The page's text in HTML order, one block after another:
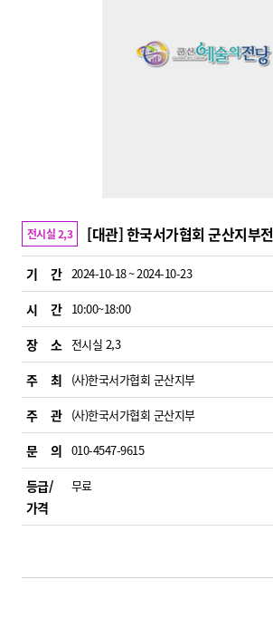
전시실 2,3 [대관] 한국서가협회 군산지부전
기 간 2024-10-18 ~ 2024-10-23
시 간 10:00~18:00
장 소 전시실 2,3
주 최 (사)한국서가협회 군산지부
주 관 (사)한국서가협회 군산지부
문 의 010-4547-9615
등급/
가격
무료